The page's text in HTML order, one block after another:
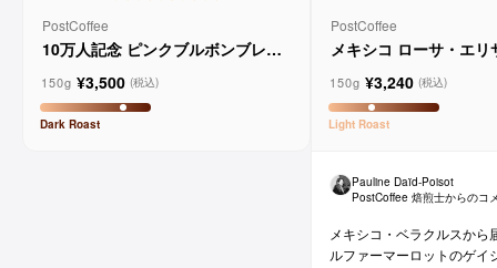
PostCoffee
10万人記念 ピンクブルボンブレン
150g ¥3,500 (税込)
Dark Roast
PostCoffee
メキシコ ローサ・エリ
150g ¥3,240 (税込)
Light Roast
Pauline Daïd-Poisot
PostCoffee 焙煎士からのコ
メキシコ・ベラクルスから
ルファーマーロットのゲイ